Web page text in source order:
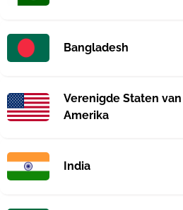
Bangladesh
Verenigde Staten van
Amerika
India